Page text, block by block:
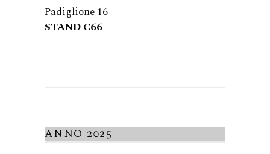
Padiglione 16
STAND C66
ANNO 2025